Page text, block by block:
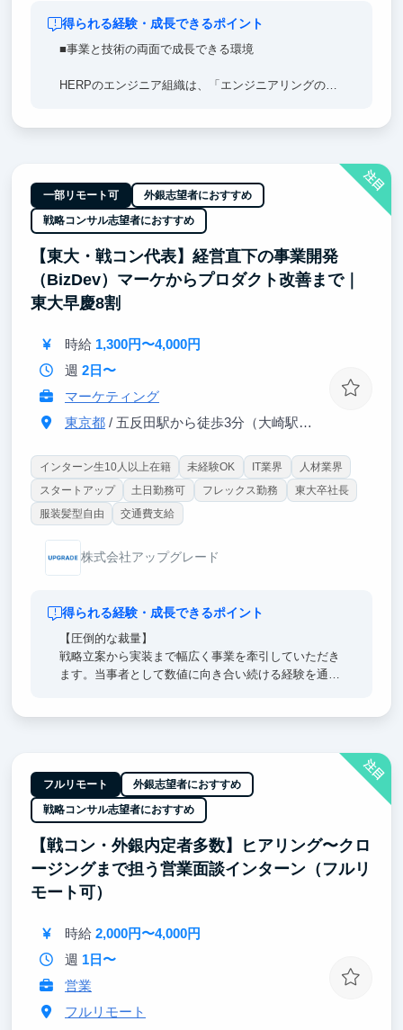
得られる経験・成長できるポイント
■事業と技術の両面で成長できる環境
HERPのエンジニア組織は、「エンジニアリングの専
技術はもちろん、プロダクトや事業の視点も持ちなが
ら成長したい方にとって、HERPは最適な環境です。
本気で挑戦したい方、ぜひ一緒に働きましょう！
注目
一部リモート可 外銀志望者におすすめ
戦略コンサル志望者におすすめ
【東大・戦コン代表】経営直下の事業開発
（BizDev）マーケからプロダクト改善まで｜
東大早慶8割
時給 1,300円〜4,000円
週 2日〜
マーケティング
東京都/ 五反田駅から徒歩3分（大崎駅から徒歩8分）
インターン生10人以上在籍 未経験OK IT業界
人材業界
スタートアップ
土日勤務可 フレックス勤務
東大卒社長
服装髪型自由
交通費支給
株式会社アップグレード
得られる経験・成長できるポイント
【圧倒的な裁量】
戦略立案から実装まで幅広く事業を牽引していただき
ます。当事者として数値に向き合い続ける経験を通
経営陣のすぐ隣で、超一流の意思決定プロセスを肌で
感じつつ直接吸収できます。日々のフィードバックを
通じ、どこでも通用する「解像度の高い思考力」を身
に沁み込ませます。
【東大早慶8割】
高倍率を突破したトップ層の学生が集結。オフィスに
す。過去、インターン生は戦略コンサル・外銀・総合
商社等のトップ企業へ内定しています。
注目
フルリモート 外銀志望者におすすめ
戦略コンサル志望者におすすめ
【戦コン・外銀内定者多数】ヒアリング〜クロ
ージングまで担う営業面談インターン（フルリ
モート可）
時給 2,000円〜4,000円
週 1日〜
営業
フルリモート